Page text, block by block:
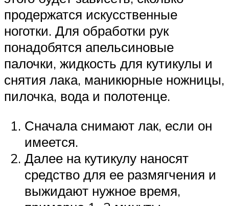
продержатся искусственные
ноготки. Для обработки рук
понадобятся апельсиновые
палочки, жидкость для кутикулы и
снятия лака, маникюрные ножницы,
пилочка, вода и полотенце.
Сначала снимают лак, если он
имеется.
Далее на кутикулу наносят
средство для ее размягчения и
выжидают нужное время,